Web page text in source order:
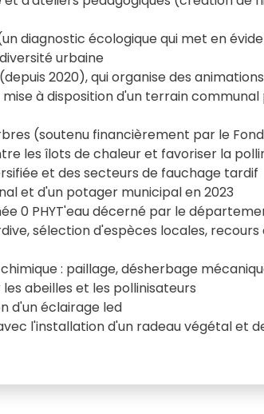
diagnostic écologique qui met en
urbaine
2020), qui organise des
à disposition d'un terrain communal
(soutenu financièrement par le
les îlots de chaleur et favoriser la
et des secteurs de fauchage tardif
et d'un potager municipal en 2023
0 PHYT'eau décerné par le
sélection d'espèces locales,
: paillage, désherbage
abeilles et les pollinisateurs
d'un éclairage led
l'installation d'un radeau végétal et